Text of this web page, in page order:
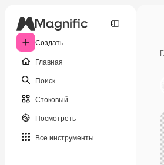
Создать
Главная
Поиск
Стоковый
Посмотреть
Все инструменты